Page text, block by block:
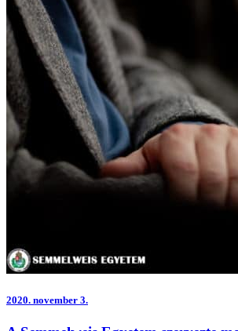
2020. november 3.